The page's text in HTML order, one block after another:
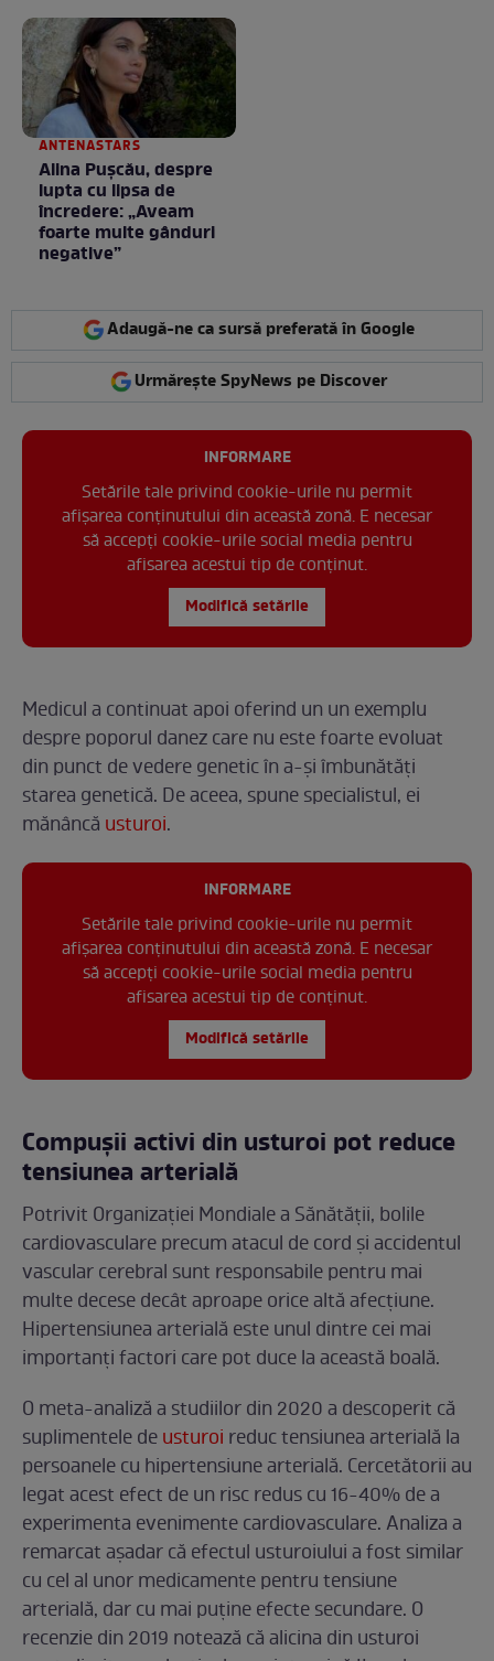
ANTENASTARS
Alina Pușcău, despre
lupta cu lipsa de
încredere: „Aveam
foarte multe gânduri
negative”
Adaugă-ne ca sursă preferată în Google
Urmărește SpyNews pe Discover
INFORMARE
Setările tale privind cookie-urile nu permit
afișarea conținutului din această zonă. E necesar
să accepți cookie-urile social media pentru
afisarea acestui tip de conținut.
Modifică setările
Medicul a continuat apoi oferind un un exemplu
despre poporul danez care nu este foarte evoluat
din punct de vedere genetic în a-și îmbunătăți
starea genetică. De aceea, spune specialistul, ei
mănâncă usturoi.
INFORMARE
Setările tale privind cookie-urile nu permit
afișarea conținutului din această zonă. E necesar
să accepți cookie-urile social media pentru
afisarea acestui tip de conținut.
Modifică setările
Compușii activi din usturoi pot reduce
tensiunea arterială
Potrivit Organizației Mondiale a Sănătății, bolile
cardiovasculare precum atacul de cord și accidentul
vascular cerebral sunt responsabile pentru mai
multe decese decât aproape orice altă afecțiune.
Hipertensiunea arterială este unul dintre cei mai
importanți factori care pot duce la această boală.
O meta-analiză a studiilor din 2020 a descoperit că
suplimentele deusturoi reduc tensiunea arterială la
persoanele cu hipertensiune arterială. Cercetătorii au
legat acest efect de un risc redus cu 16-40% de a
experimenta evenimente cardiovasculare. Analiza a
remarcat așadar că efectul usturoiului a fost similar
cu cel al unor medicamente pentru tensiune
arterială, dar cu mai puține efecte secundare. O
recenzie din 2019 notează că alicina din usturoi